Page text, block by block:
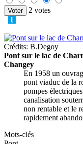
2 votes
Crédits: B.Degoy
Pont sur le lac de
Changey
En 1958 un
pont viaduc de la
pompes
canalisation
non rentable et le
rapidement
Mots-clés